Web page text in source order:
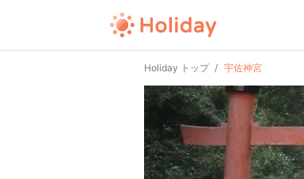
Holiday トップ 宇佐神宮